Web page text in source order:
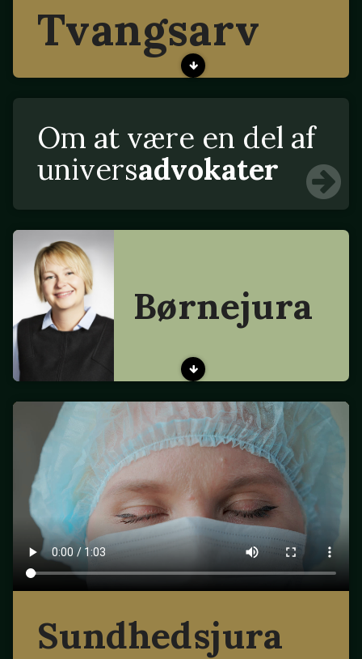
Tvangsarv
Om at være en del af
universadvokater
Børnejura
Sundhedsjura